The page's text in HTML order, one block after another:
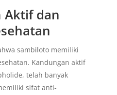
Aktif dan
sambiloto memiliki
Kandungan aktif
telah banyak
sifat anti-